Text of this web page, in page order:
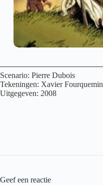
Scenario: Pierre Dubois
Tekeningen: Xavier Fourquemin
Uitgegeven: 2008
Geef een reactie